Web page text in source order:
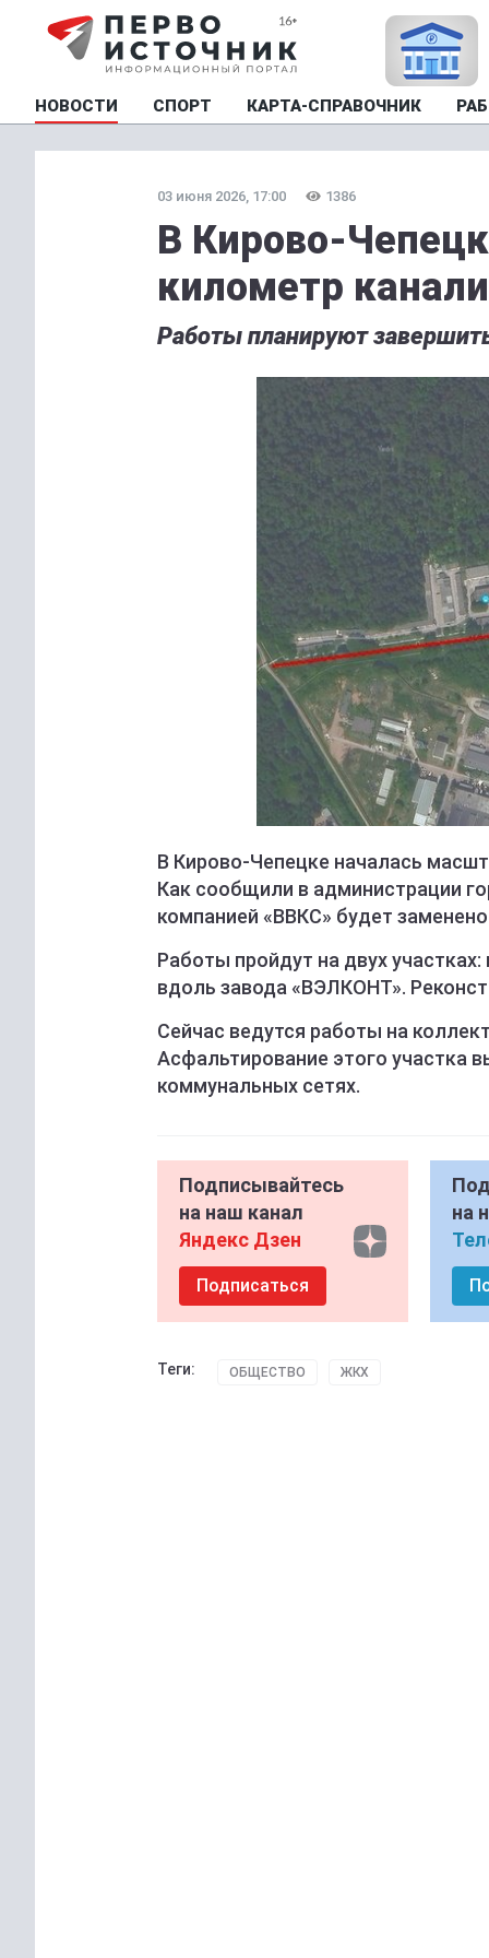
НОВОСТИ СПОРТ КАРТА-СПРАВОЧНИК
03 июня 2026, 17:00 1386
В Кирово-
километр
Работы планируют
В Кирово-Чепецке началась
Как сообщили в администрации
компанией «ВВКС» будет
Работы пройдут на двух
вдоль завода «ВЭЛКОНТ».
Сейчас ведутся работы на
Асфальтирование этого участка
коммунальных сетях.
Подписывайтесь
на наш канал
Яндекс Дзен
Подписаться
на
Теги: ОБЩЕСТВО ЖКХ